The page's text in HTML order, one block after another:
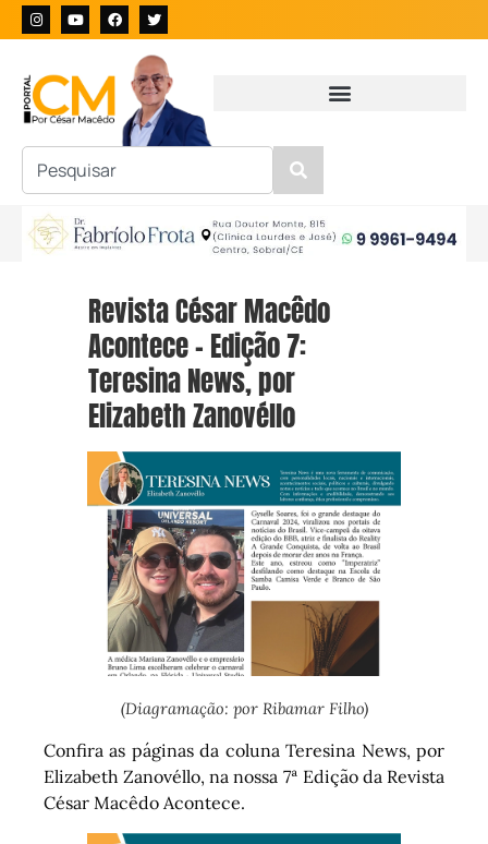
Revista César Macêdo
Acontece – Edição 7:
Teresina News, por
Elizabeth Zanovéllo
(Diagramação: por Ribamar Filho)
Confira as páginas da coluna Teresina News, por
Elizabeth Zanovéllo, na nossa 7ª Edição da Revista
César Macêdo Acontece.